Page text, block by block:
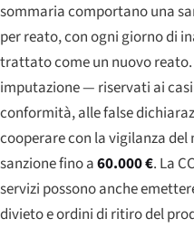
sommaria comportano una
per reato, con ogni giorno di
trattato come un nuovo
imputazione — riservati ai
conformità, alle false
cooperare con la vigilanza
sanzione fino a60.000 €. La
servizi possono anche
divieto e ordini di ritiro del